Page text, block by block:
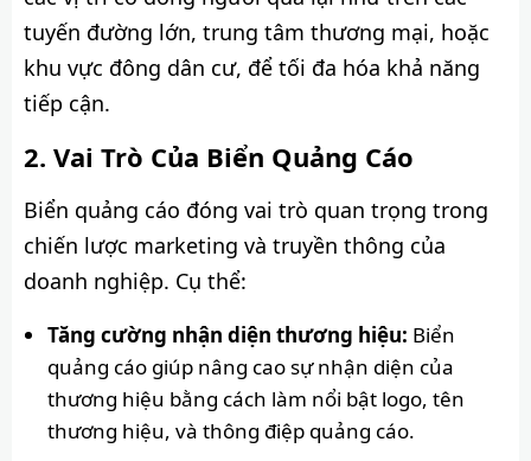
tuyến đường lớn, trung tâm thương mại, hoặc
khu vực đông dân cư, để tối đa hóa khả năng
tiếp cận.
Vai Trò Của Biển Quảng Cáo
Biển quảng cáo đóng vai trò quan trọng trong
chiến lược marketing và truyền thông của
doanh nghiệp. Cụ thể:
Tăng cường nhận diện thương hiệu: Biển
quảng cáo giúp nâng cao sự nhận diện của
thương hiệu bằng cách làm nổi bật logo, tên
thương hiệu, và thông điệp quảng cáo.